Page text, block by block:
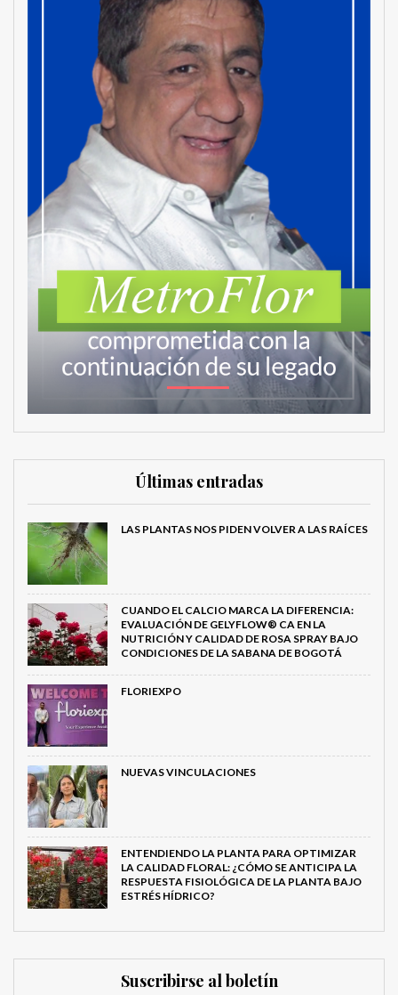
Últimas entradas
LAS PLANTAS NOS PIDEN VOLVER A LAS RAÍCES
CUANDO EL CALCIO MARCA LA DIFERENCIA:
EVALUACIÓN DE GELYFLOW® CA EN LA
NUTRICIÓN Y CALIDAD DE ROSA SPRAY BAJO
CONDICIONES DE LA SABANA DE BOGOTÁ
FLORIEXPO
NUEVAS VINCULACIONES
ENTENDIENDO LA PLANTA PARA OPTIMIZAR
LA CALIDAD FLORAL: ¿CÓMO SE ANTICIPA LA
RESPUESTA FISIOLÓGICA DE LA PLANTA BAJO
ESTRÉS HÍDRICO?
Suscribirse al boletín